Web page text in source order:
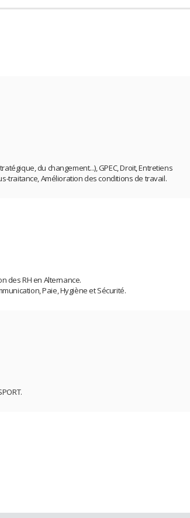
du changement...), GPEC, Droit, Entretiens
traitance, Amélioration des conditions de travail.
des RH en Alternance.
Paie, Hygiène et Sécurité.